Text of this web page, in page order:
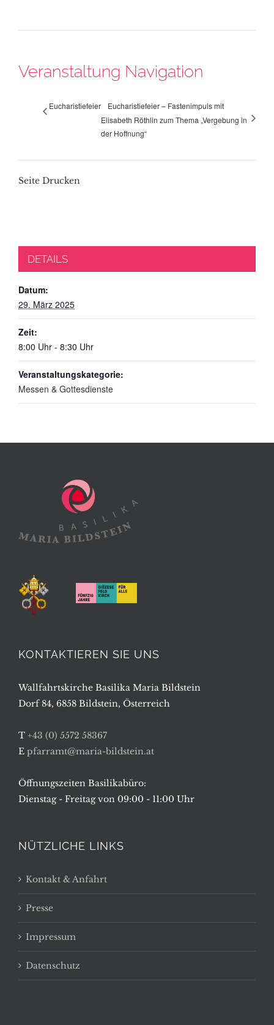
Veranstaltung Navigation
Eucharistiefeier
Eucharistiefeier – Fastenimpuls mit
Elisabeth Röthlin zum Thema „Vergebung in
der Hoffnung“
Seite Drucken
DETAILS
Datum:
29. März 2025
Zeit:
8:00 Uhr - 8:30 Uhr
Veranstaltungskategorie:
Messen & Gottesdienste
KONTAKTIEREN SIE UNS
Wallfahrtskirche Basilika Maria Bildstein
Dorf 84, 6858 Bildstein, Österreich
T +43 (0) 5572 58367
E pfarramt@maria-bildstein.at
Öffnungszeiten Basilikabüro:
Dienstag - Freitag von 09:00 - 11:00 Uhr
NÜTZLICHE LINKS
Kontakt & Anfahrt
Presse
Impressum
Datenschutz